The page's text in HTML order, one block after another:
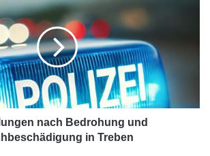
nach Bedrohung und
in Treben